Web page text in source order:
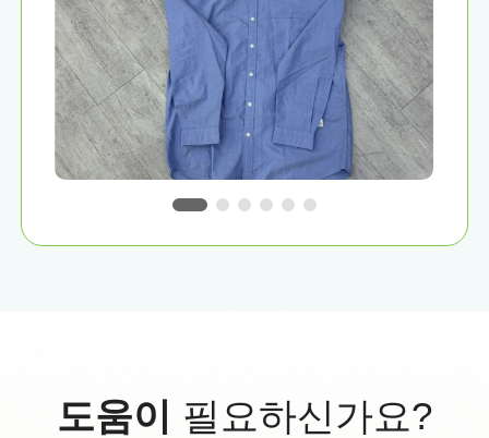
도움이 필요하신가요?